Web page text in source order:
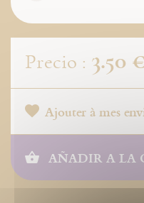
Precio : 3.50
Ajouter à mes
AÑADIR A LA